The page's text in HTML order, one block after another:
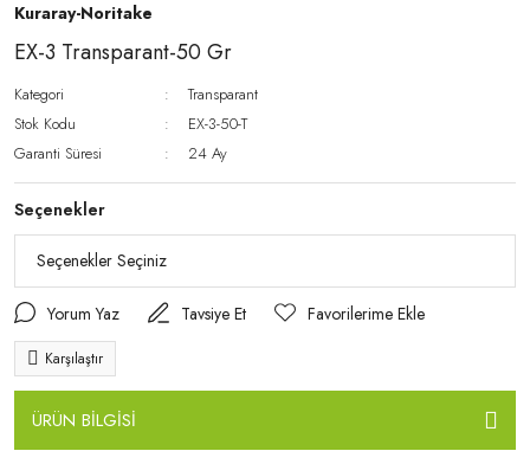
Kuraray-Noritake
EX-3 Transparant-50 Gr
Kategori
Transparant
Stok Kodu
EX-3-50-T
Garanti Süresi
24 Ay
Seçenekler
Yorum Yaz Tavsiye Et
Karşılaştır
ÜRÜN BİLGİSİ